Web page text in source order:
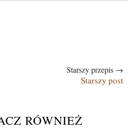
Starszy przepis →
Starszy post
RÓWNIEŻ